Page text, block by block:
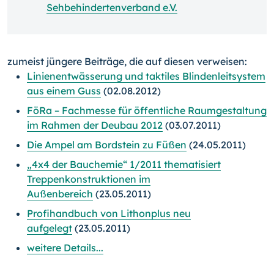
Sehbehindertenverband e.V.
zumeist jüngere Beiträge, die auf diesen verweisen:
Linienentwässerung und taktiles Blindenleitsystem
aus einem Guss (02.08.2012)
FöRa – Fachmesse für öffentliche Raumgestaltung
im Rahmen der Deubau 2012 (03.07.2011)
Die Ampel am Bordstein zu Füßen (24.05.2011)
„4x4 der Bauchemie“ 1/2011 thematisiert
Treppenkonstruktionen im
Außenbereich (23.05.2011)
Profihandbuch von Lithonplus neu
aufgelegt (23.05.2011)
weitere Details...